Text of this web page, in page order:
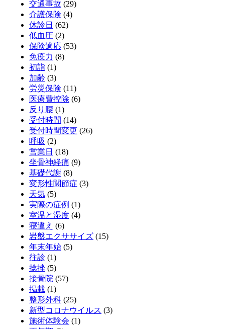
交通事故 (29)
介護保険 (4)
休診日 (62)
低血圧 (2)
保険適応 (53)
免疫力 (8)
初詣 (1)
加齢 (3)
労災保険 (11)
医療費控除 (6)
反り腰 (1)
受付時間 (14)
受付時間変更 (26)
呼吸 (2)
営業日 (18)
坐骨神経痛 (9)
基礎代謝 (8)
変形性関節症 (3)
天気 (5)
実際の症例 (1)
室温と湿度 (4)
寝違え (6)
岩盤エクササイズ (15)
年末年始 (5)
往診 (1)
捻挫 (5)
接骨院 (57)
掲載 (1)
整形外科 (25)
新型コロナウイルス (3)
施術体験会 (1)